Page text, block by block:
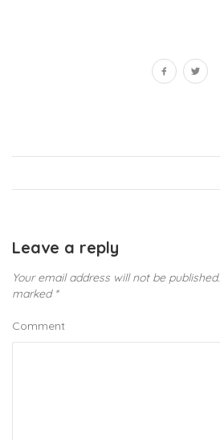
Leave a reply
Your email address will not be published.
marked *
Comment